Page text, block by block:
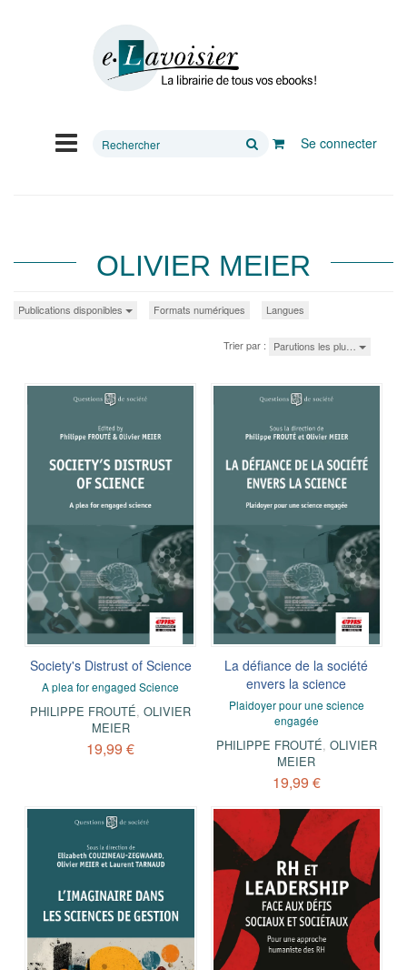
Rechercher
Se connecter
OLIVIER MEIER
Publications disponibles Formats numériques Langues
Trier par : Parutions les plu…
Society's Distrust of Science
A plea for engaged Science
PHILIPPE FROUTÉ,OLIVIER
MEIER
19,99 €
La défiance de la société
envers la science
Plaidoyer pour une science
engagée
PHILIPPE FROUTÉ, OLIVIER
MEIER
19,99 €